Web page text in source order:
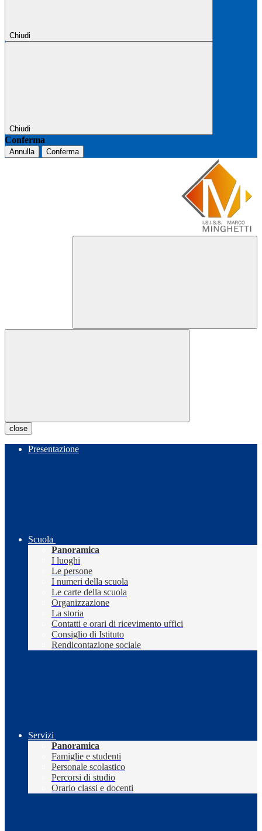
Chiudi
Chiudi
Conferma
Annulla Conferma
close
Presentazione
Scuola
Panoramica
I luoghi
Le persone
I numeri della scuola
Le carte della scuola
Organizzazione
La storia
Contatti e orari di ricevimento uffici
Consiglio di Istituto
Rendicontazione sociale
Servizi
Panoramica
Famiglie e studenti
Personale scolastico
Percorsi di studio
Orario classi e docenti